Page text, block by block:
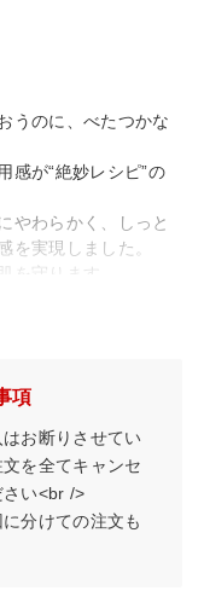
うのに、べたつかな
感が“絶妙レシピ”の
やわらかく、しっと
を実現しました。
を守ります。
満たす、とろけるよ
人の皮脂に含まれる
水と油分に戻る特長
肌になじみ、しっと
せません。
項
お断りさせてい
を全てキャンセ
さい<br />
分けての注文も